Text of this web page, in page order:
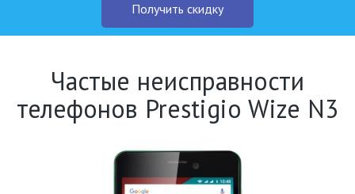
Получить скидку
Частые неисправности
телефонов Prestigio Wize N3